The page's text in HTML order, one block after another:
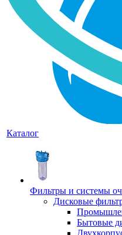
Каталог
Фильтры и системы
Дисковые
Бытовые